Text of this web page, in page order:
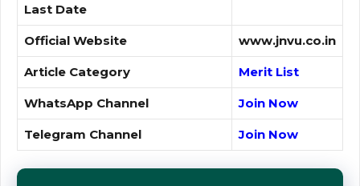
Last Date
Official Website www.jnvu.co.in
Article Category Merit List
WhatsApp Channel Join Now
Telegram Channel Join Now